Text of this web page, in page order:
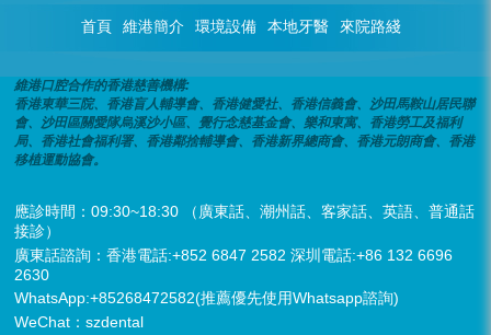
首頁 維港簡介 環境設備 本地牙醫 來院路綫
維港口腔合作的香港慈善機構:
香港東華三院、香港盲人輔導會、香港健愛社、香港信義會、沙田馬鞍山居民聯
會、沙田區關愛隊烏溪沙小區、覺行念慈基金會、樂和東寓、香港勞工及福利
局、香港社會福利署、香港鄰捨輔導會、香港新界總商會、香港元朗商會、香港
移植運動協會。
應診時間：09:30~18:30 （廣東話、潮州話、客家話、英語、普通話
接診）
廣東話諮詢：香港電話:+852 6847 2582 深圳電話:+86 132 6696
2630
WhatsApp:+85268472582(推薦優先使用Whatsapp諮詢)
WeChat：szdental